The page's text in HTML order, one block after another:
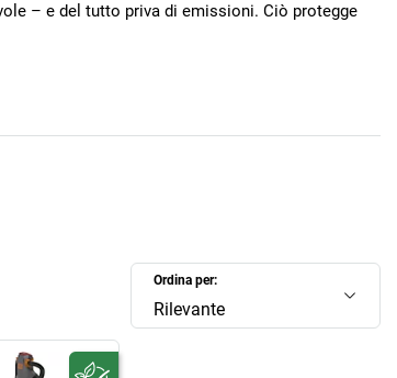
– e del tutto priva di emissioni. Ciò protegge
Ordina per:
Rilevante